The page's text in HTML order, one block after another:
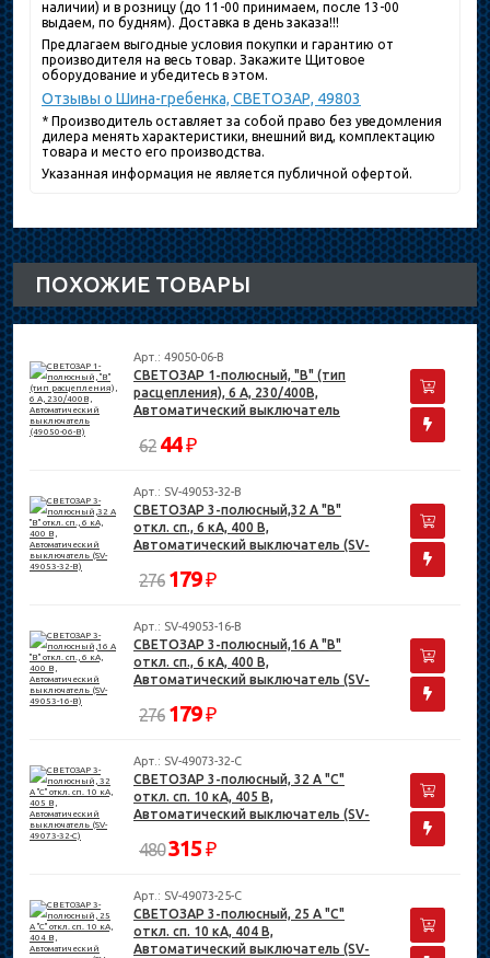
наличии) и в розницу (до 11-00 принимаем, после 13-00
выдаем, по будням). Доставка в день заказа!!!
Предлагаем выгодные условия покупки и гарантию от
производителя на весь товар. Закажите Щитовое
оборудование и убедитесь в этом.
Отзывы о Шина-гребенка, СВЕТОЗАР, 49803
* Производитель оставляет за собой право без уведомления
дилера менять характеристики, внешний вид, комплектацию
товара и место его производства.
Указанная информация не является публичной офертой.
ПОХОЖИЕ ТОВАРЫ
Арт.: 49050-06-B
СВЕТОЗАР 1-полюсный, "B" (тип
расцепления), 6 А, 230/400В,
Автоматический выключатель
62 44₽
Арт.: SV-49053-32-B
СВЕТОЗАР 3-полюсный,32 A "B"
откл. сп., 6 кА, 400 В,
Автоматический выключатель (SV-
276 179₽
Арт.: SV-49053-16-B
СВЕТОЗАР 3-полюсный,16 A "B"
откл. сп., 6 кА, 400 В,
Автоматический выключатель (SV-
276 179₽
Арт.: SV-49073-32-C
СВЕТОЗАР 3-полюсный, 32 A "C"
откл. сп. 10 кА, 405 В,
Автоматический выключатель (SV-
480315 ₽
Арт.: SV-49073-25-C
СВЕТОЗАР 3-полюсный, 25 A "C"
откл. сп. 10 кА, 404 В,
Автоматический выключатель (SV-